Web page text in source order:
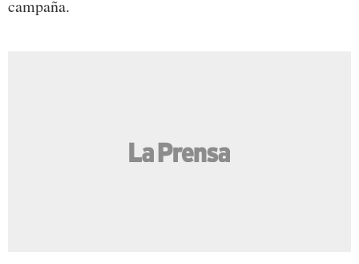
campaña.